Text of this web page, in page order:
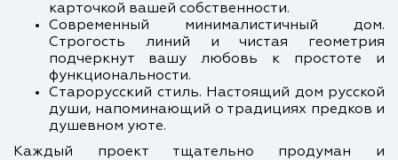
карточкой вашей собственности.
Современный минималистичный дом.
Строгость линий и чистая геометрия
подчеркнут вашу любовь к простоте и
функциональности.
Старорусский стиль. Настоящий дом русской
души, напоминающий о традициях предков и
душевном уюте.
Каждый проект тщательно продуман и